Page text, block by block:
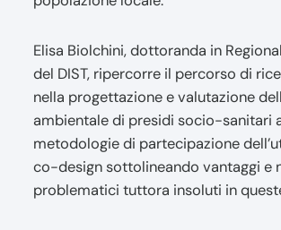
Elisa Biolchini, dottoranda in
del DIST, ripercorre il percorso di
nella progettazione e valutazione
ambientale di presidi socio-sanitari
metodologie di partecipazione
co-design sottolineando vantaggi e
problematici tuttora insoluti in